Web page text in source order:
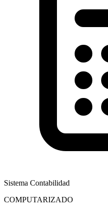
Sistema Contabilidad
COMPUTARIZADO